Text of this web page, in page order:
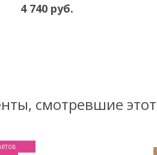
4 740 руб.
смотревшие